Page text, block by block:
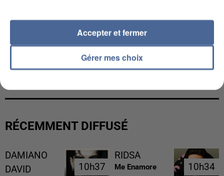
LES DONNÉES DE 300 000 CLIENTS DÉROBÉES À
INTERMARCHÉ APRÈS UNE...
RÉCEMMENT DIFFUSÉ
DAMIANO
DAVID
10h37
10h37
RIDSA
Me Enamore 10h34
10h34
Gérer mes choix
Accepter et fermer